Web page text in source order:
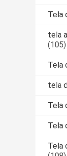
Tela
tela
(105)
Tela
tela
Tela
Tela
Tela